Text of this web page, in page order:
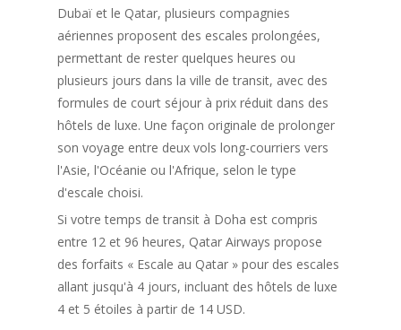
Dubaï et le Qatar, plusieurs compagnies
aériennes proposent des escales prolongées,
permettant de rester quelques heures ou
plusieurs jours dans la ville de transit, avec des
formules de court séjour à prix réduit dans des
hôtels de luxe. Une façon originale de prolonger
son voyage entre deux vols long-courriers vers
l'Asie, l'Océanie ou l'Afrique, selon le type
d'escale choisi.
Si votre temps de transit à Doha est compris
entre 12 et 96 heures, Qatar Airways propose
des forfaits « Escale au Qatar » pour des escales
allant jusqu'à 4 jours, incluant des hôtels de luxe
4 et 5 étoiles à partir de 14 USD.